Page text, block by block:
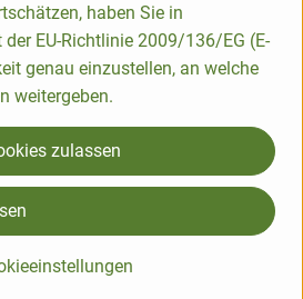
haben Sie in
EU-Richtlinie 2009/136/EG (E-
genau einzustellen, an welche
weitergeben.
zulassen